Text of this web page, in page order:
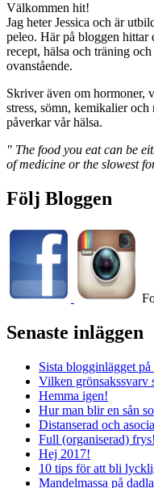
Välkommen hit!
Jag heter Jessica och är
peleo. Här på bloggen
recept, hälsa och träning
ovanstående.
Skriver även om hormoner,
stress, sömn, kemikalier
påverkar vår hälsa.
" The food you eat can be
of medicine or the slowest
Följ Bloggen
Senaste inläggen
Sista blogginlägget
Vilken grönsakssvarv
Hemma igen!
Hur man blir en sån
Distanserad och
Full (organiserad) frys!
Hej 2017!
10 tips för att bli
Mandelmassa på